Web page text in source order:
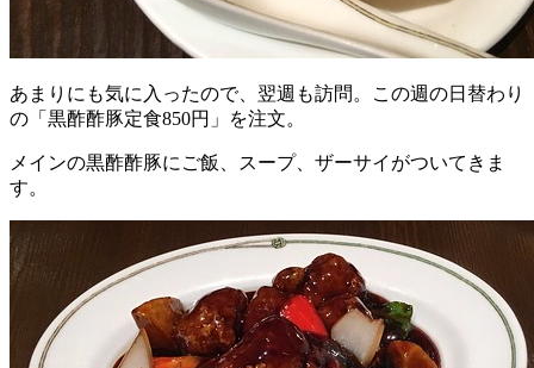
あまりにも気に入ったので、翌週も訪問。この週の日替わり
の「黒酢酢豚定食850円」を注文。
メインの黒酢酢豚にご飯、スープ、ザーサイがついてきま
す。